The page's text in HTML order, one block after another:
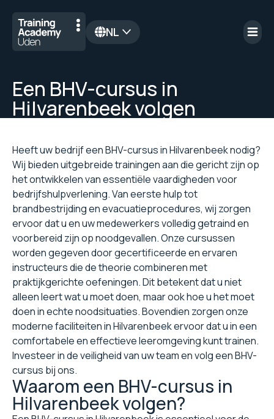
NL
Een BHV-cursus in
Hilvarenbeek volgen
Heeft uw bedrijf een BHV-cursus in Hilvarenbeek nodig?
Wij bieden uitgebreide trainingen aan die gericht zijn op
het ontwikkelen van essentiële vaardigheden voor
bedrijfshulpverlening. Van eerste hulp tot
brandbestrijding en evacuatieprocedures, wij zorgen
ervoor dat u en uw medewerkers volledig getraind en
voorbereid zijn op noodgevallen. Onze cursussen
worden gegeven door gecertificeerde en ervaren
instructeurs die de theorie combineren met
praktijkgerichte oefeningen. Dit betekent dat u niet
alleen leert wat u moet doen, maar ook hoe u het moet
doen in echte noodsituaties. Bovendien zorgen onze
moderne faciliteiten in Hilvarenbeek ervoor dat u in een
comfortabele en effectieve leeromgeving kunt trainen.
Investeer in de veiligheid van uw team en volg een BHV-
cursus bij ons.
Waarom een BHV-cursus in
Hilvarenbeek volgen?